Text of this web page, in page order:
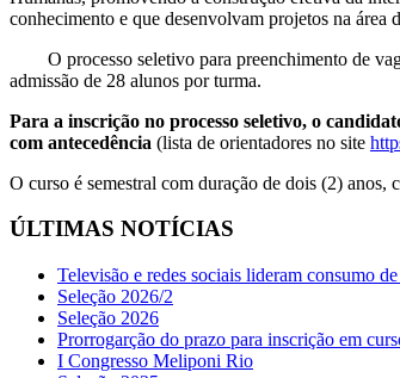
conhecimento e que desenvolvam projetos na
O processo seletivo para preenchimento de
admissão de 28 alunos por turma.
Para a inscrição no processo seletivo, o
com antecedência (lista de orientadores no site
O curso é semestral com duração de dois (2) anos,
ÚLTIMAS NOTÍCIAS
Televisão e redes sociais lideram consumo
Seleção 2026/2
Seleção 2026
Prorrogarção do prazo para inscrição em
I Congresso Meliponi Rio